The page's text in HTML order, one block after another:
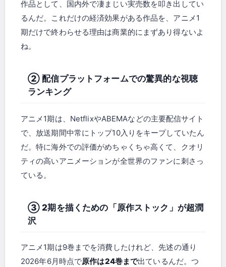
作品として、国内外で凄まじい実売数を叩き出してい
るんだ。これだけの経済効果がある作品を、アニメ1
期だけで終わらせる理由は商業的にまずあり得ないよ
ね。
② 配信プラットフォームでの驚異的な視聴
ランキング
アニメ1期は、NetflixやABEMAなどの主要配信サイト
で、放送期間中常にトップ10入りをキープしていたん
だ。特に海外での評価がめちゃくちゃ高くて、クオリ
ティの高いアニメーションが全世界のファンに刺さっ
ている。
③ 2期を描くための「原作ストック」が超潤
沢
アニメ1期は9巻までを消費したけれど、先述の通り
2026年6月時点で原作は24巻まで出ているんだ。つ